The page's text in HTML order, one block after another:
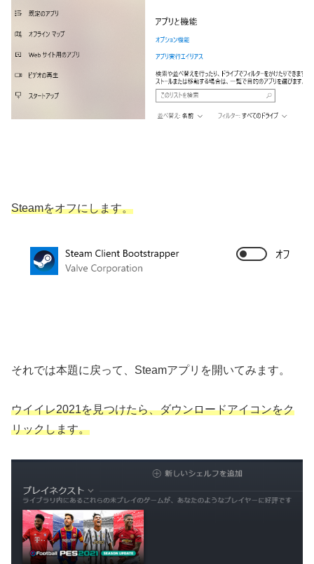
Steamをオフにします。
それでは本題に戻って、Steamアプリを開いてみます。
ウイイレ2021を見つけたら、ダウンロードアイコンをク
リックします。